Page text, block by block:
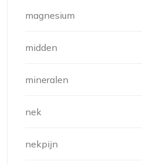
magnesium
midden
mineralen
nek
nekpijn